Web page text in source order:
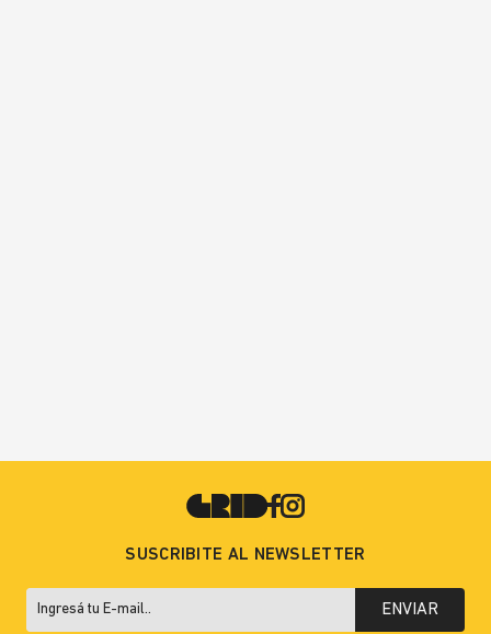
SUSCRIBITE AL NEWSLETTER
ENVIAR